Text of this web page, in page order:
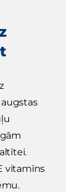
vitamīns